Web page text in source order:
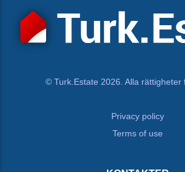
© Turk.Estate 2026. Alla rättigheter
Privacy policy
Terms of use